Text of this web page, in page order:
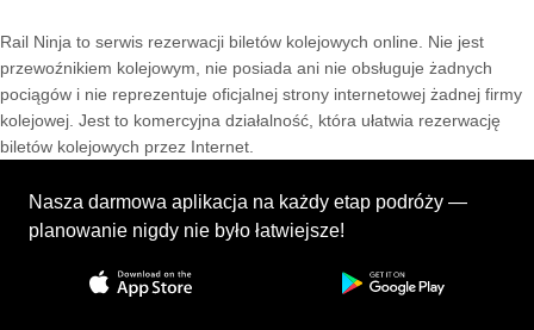
Rail Ninja to serwis rezerwacji biletów kolejowych online. Nie jest
przewoźnikiem kolejowym, nie posiada ani nie obsługuje żadnych
pociągów i nie reprezentuje oficjalnej strony internetowej żadnej firmy
kolejowej. Jest to komercyjna działalność, która ułatwia rezerwację
biletów kolejowych przez Internet.
Nasza darmowa aplikacja na każdy etap podróży —
planowanie nigdy nie było łatwiejsze!